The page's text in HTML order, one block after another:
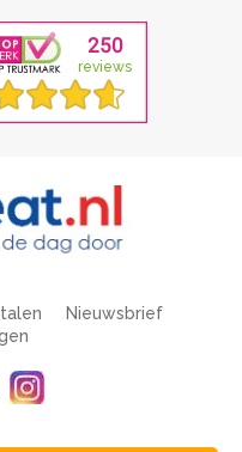
Nieuwsbrief